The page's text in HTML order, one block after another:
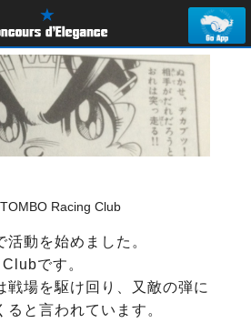
TOMBO Racing Club
動を始めました。
です。
戦場を駆け回り、又敵の弾に
と言われています。